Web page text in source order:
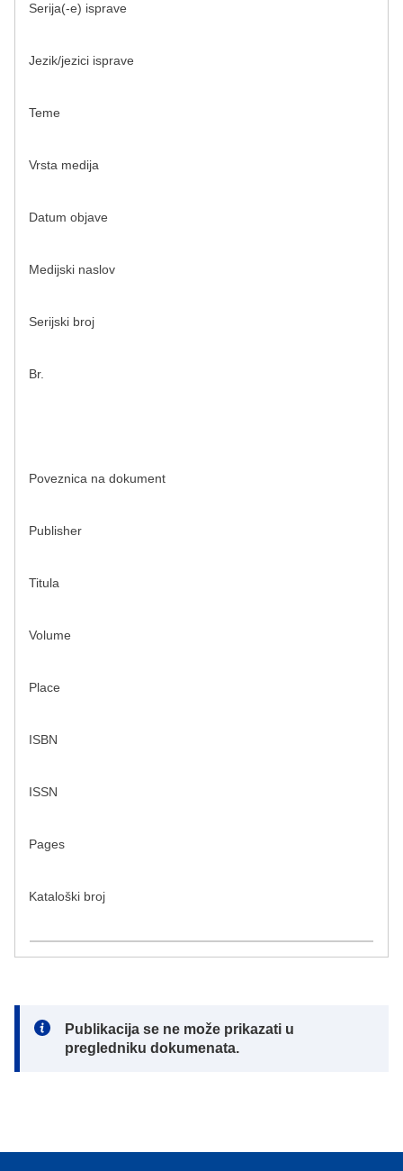
Serija(-e) isprave
Jezik/jezici isprave
Teme
Vrsta medija
Datum objave
Medijski naslov
Serijski broj
Br.
Poveznica na dokument
Publisher
Titula
Volume
Place
ISBN
ISSN
Pages
Kataloški broj
Note:
Publikacija se ne može prikazati u
pregledniku dokumenata.